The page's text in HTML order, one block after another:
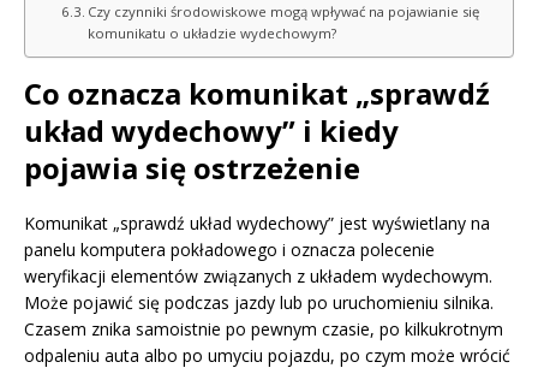
Czy czynniki środowiskowe mogą wpływać na pojawianie się
komunikatu o układzie wydechowym?
Co oznacza komunikat „sprawdź
układ wydechowy” i kiedy
pojawia się ostrzeżenie
Komunikat „sprawdź układ wydechowy” jest wyświetlany na
panelu komputera pokładowego i oznacza polecenie
weryfikacji elementów związanych z układem wydechowym.
Może pojawić się podczas jazdy lub po uruchomieniu silnika.
Czasem znika samoistnie po pewnym czasie, po kilkukrotnym
odpaleniu auta albo po umyciu pojazdu, po czym może wrócić